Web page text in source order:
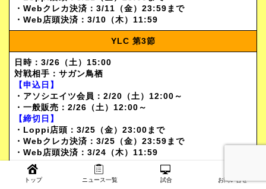
・Webクレカ決済：3/11（金）23:59まで
・Web店頭決済：3/10（木）11:59
YLC 第3節
日時： 3/26（土） 15:00
対戦相手： サガン鳥栖
【申込日】
・アソシエイツ会員：2/20（土）12:00～
・一般販売：2/26（土）12:00～
【締切日】
・Loppi店頭：3/25（金）23:00まで
・Webクレカ決済：3/25（金）23:59まで
・Web店頭決済：3/24（木）11:59
トップ ニュース一覧 試合 お問い合せ